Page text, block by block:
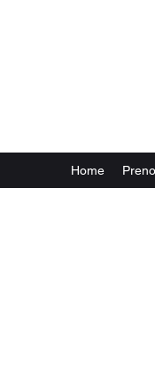
Home